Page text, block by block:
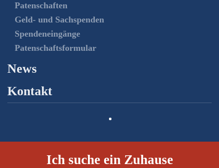
Patenschaften
Geld- und Sachspenden
Spendeneingänge
Patenschaftsformular
News
Kontakt
Ich suche ein Zuhause